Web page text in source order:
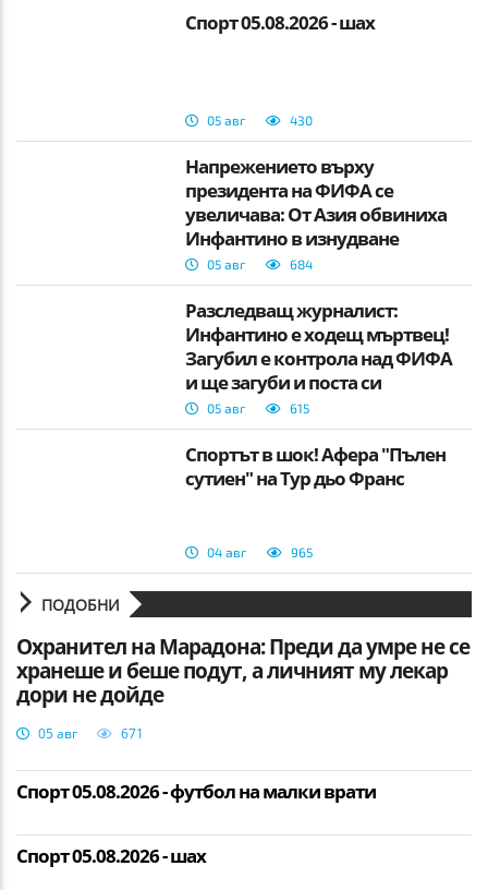
Спорт 05.08.2026 - шах
05 авг 430
Напрежението върху
президента на ФИФА се
увеличава: От Азия обвиниха
Инфантино в изнудване
05 авг 684
Разследващ журналист:
Инфантино е ходещ мъртвец!
Загубил е контрола над ФИФА
и ще загуби и поста си
05 авг 615
Спортът в шок! Афера "Пълен
сутиен" на Тур дьо Франс
04 авг 965
ПОДОБНИ
Охранител на Марадона: Преди да умре не се
хранеше и беше подут, а личният му лекар
дори не дойде
05 авг 671
Спорт 05.08.2026 - футбол на малки врати
Спорт 05.08.2026 - шах